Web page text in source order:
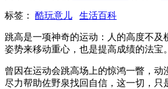
标签： 酷玩意儿 生活百科
跳高是一项神奇的运动：人的高度不
姿势来移动重心，也是提高成绩的法宝。
曾因在运动会跳高场上的惊鸿一瞥，
尽力帮助佐野泉找回自信，这一切，只